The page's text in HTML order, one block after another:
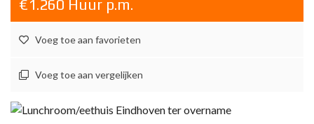
€1.260 Huur p.m.
Voeg toe aan favorieten
Voeg toe aan vergelijken